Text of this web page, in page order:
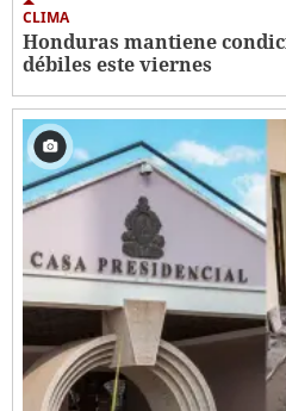
CLIMA
Honduras mantiene
débiles este viernes